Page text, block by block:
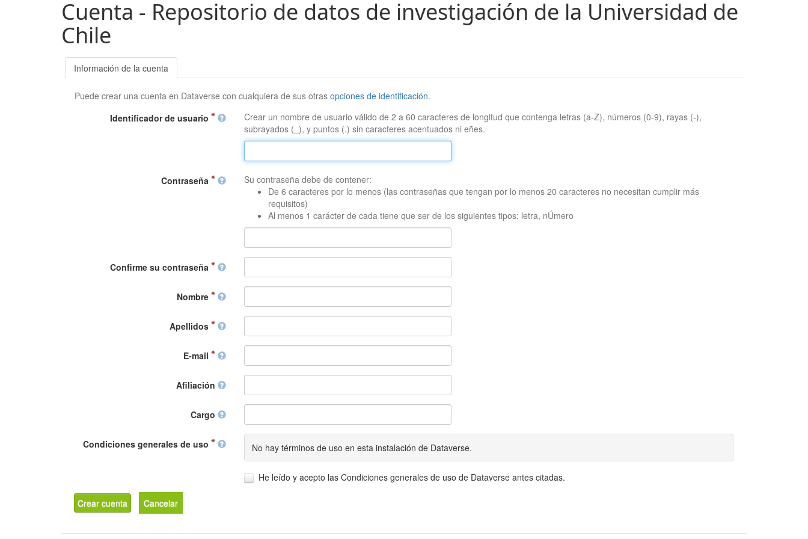
Cuenta - Repositorio de datos de investigación de la Universidad de
Chile
Información de la cuenta
Puede crear una cuenta en Dataverse con cualquiera de sus otrasopciones de identificación.
Identificador de usuario
Crear un nombre de usuario válido de 2 a 60 caracteres de longitud que contenga letras (a-Z), números (0-9), rayas (-),
subrayados (_), y puntos (.) sin caracteres acentuados ni eñes.
Contraseña
Su contraseña debe de contener:
De 6 caracteres por lo menos (las contraseñas que tengan por lo menos 20 caracteres no necesitan cumplir más
requisitos)
Al menos 1 carácter de cada tiene que ser de los siguientes tipos: letra, nÚmero
Confirme su contraseña
Nombre
Apellidos
E-mail
Afiliación
Cargo
Condiciones generales de uso No hay términos de uso en esta instalación de Dataverse.
He leído y acepto las Condiciones generales de uso de Dataverse antes citadas.
Crear cuenta Cancelar